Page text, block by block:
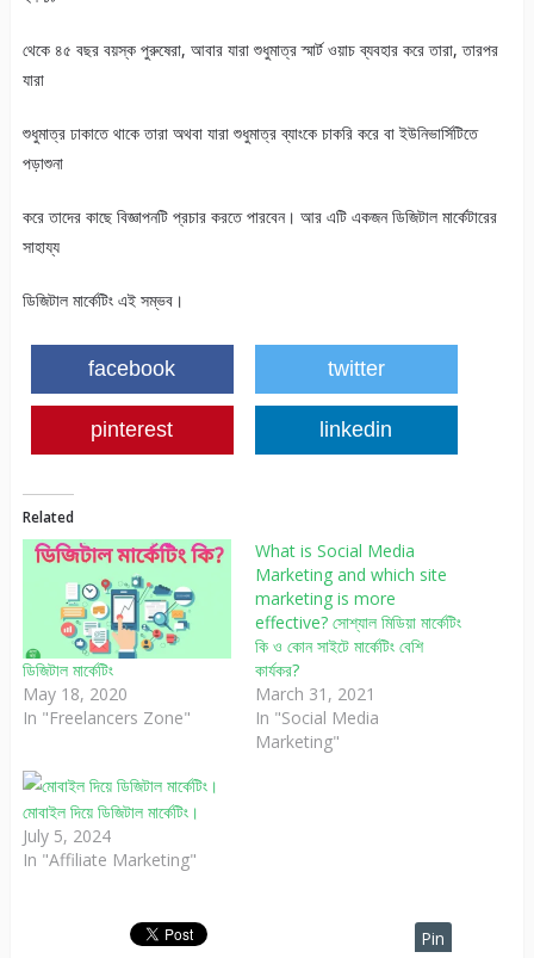
থেকে ৪৫ বছর বয়স্ক পুরুষেরা, আবার যারা শুধুমাত্র স্মার্ট ওয়াচ ব্যবহার করে তারা, তারপর
যারা
শুধুমাত্র ঢাকাতে থাকে তারা অথবা যারা শুধুমাত্র ব্যাংকে চাকরি করে বা ইউনিভার্সিটিতে
পড়াশুনা
করে তাদের কাছে বিজ্ঞাপনটি প্রচার করতে পারবেন। আর এটি একজন ডিজিটাল মার্কেটারের
সাহায্য
ডিজিটাল মার্কেটিং এই সম্ভব।
facebook twitter
pinterest linkedin
Related
ডিজিটাল মার্কেটিং
May 18, 2020
In "Freelancers Zone"
What is Social Media
Marketing and which site
marketing is more
effective? সোশ্যাল মিডিয়া মার্কেটিং
কি ও কোন সাইটে মার্কেটিং বেশি
কার্যকর?
March 31, 2021
In "Social Media
Marketing"
মোবাইল দিয়ে ডিজিটাল মার্কেটিং।
July 5, 2024
In "Affiliate Marketing"
Pin